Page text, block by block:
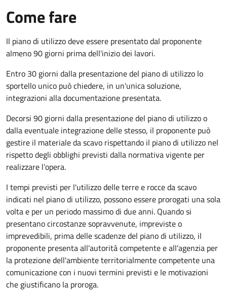
Come fare
Il piano di utilizzo deve essere presentato dal proponente
almeno 90 giorni prima dell'inizio dei lavori.
Entro 30 giorni dalla presentazione del piano di utilizzo lo
sportello unico può chiedere, in un'unica soluzione,
integrazioni alla documentazione presentata.
Decorsi 90 giorni dalla presentazione del piano di utilizzo o
dalla eventuale integrazione delle stesso, il proponente può
gestire il materiale da scavo rispettando il piano di utilizzo nel
rispetto degli obblighi previsti dalla normativa vigente per
realizzare l’opera.
I tempi previsti per l'utilizzo delle terre e rocce da scavo
indicati nel piano di utilizzo, possono essere prorogati una sola
volta e per un periodo massimo di due anni. Quando si
presentano circostanze sopravvenute, impreviste o
imprevedibili, prima delle scadenze del piano di utilizzo, il
proponente presenta all'autorità competente e all'agenzia per
la protezione dell'ambiente territorialmente competente una
comunicazione con i nuovi termini previsti e le motivazioni
che giustificano la proroga.